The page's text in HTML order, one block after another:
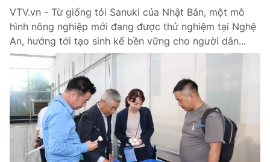
toasoan@vtv.vn
Liên hệ quảng cáo: 024-7300.7108
VTV.vn - Từ giống tỏi Sanuki của Nhật Bản, một mô
hình nông nghiệp mới đang được thử nghiệm tại Nghệ
An, hướng tới tạo sinh kế bền vững cho người dân...